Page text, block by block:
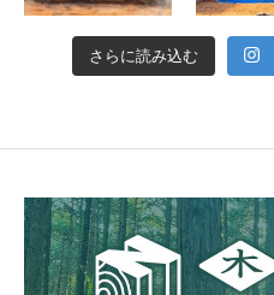
さらに読み込む